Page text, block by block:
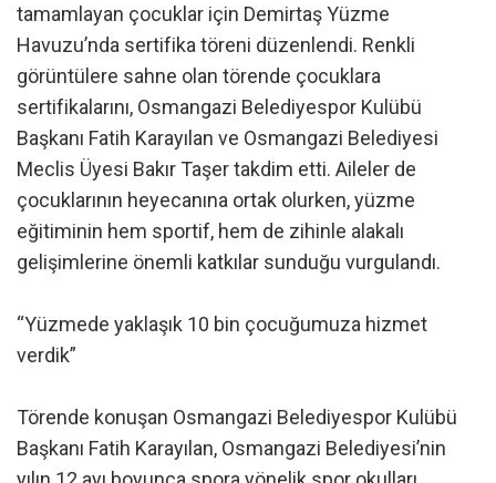
tamamlayan çocuklar için Demirtaş Yüzme
Havuzu’nda sertifika töreni düzenlendi. Renkli
görüntülere sahne olan törende çocuklara
sertifikalarını, Osmangazi Belediyespor Kulübü
Başkanı Fatih Karayılan ve Osmangazi Belediyesi
Meclis Üyesi Bakır Taşer takdim etti. Aileler de
çocuklarının heyecanına ortak olurken, yüzme
eğitiminin hem sportif, hem de zihinle alakalı
gelişimlerine önemli katkılar sunduğu vurgulandı.
“Yüzmede yaklaşık 10 bin çocuğumuza hizmet
verdik”
Törende konuşan Osmangazi Belediyespor Kulübü
Başkanı Fatih Karayılan, Osmangazi Belediyesi’nin